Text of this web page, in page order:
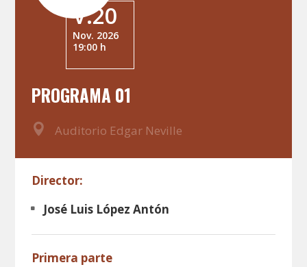
PROGRAMA 01
Auditorio Edgar Neville
V.20
Nov. 2026
19:00 h
Director:
José Luis López Antón
Primera parte